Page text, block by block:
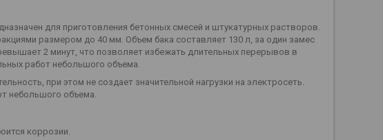
для приготовления бетонных смесей и штукатурных растворов.
размером до 40 мм. Объем бака составляет 130 л, за один замес
2 минут, что позволяет избежать длительных перерывов в
работ небольшого объема.
при этом не создает значительной нагрузки на электросеть.
небольшого объема.
коррозии.